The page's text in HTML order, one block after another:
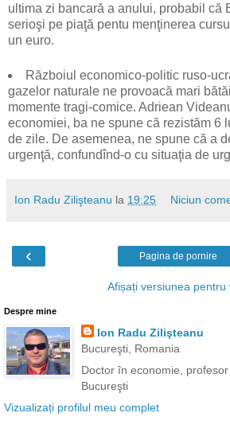
ultima zi bancară a anului, probabil că
serioşi pe piaţă pentu menţinerea
un euro.
Războiul economico-politic ruso-
gazelor naturale ne provoacă mari
momente tragi-comice. Adriean
economiei, ba ne spune că rezistăm 6
de zile. De asemenea, ne spune că a
urgenţă, confundînd-o cu situaţia de
Ion Radu Zilişteanu la 19:25 Niciun
‹ Pagina de pornire
Afișați versiunea pentru
Despre mine
Ion Radu Zilişteanu
Bucureşti, Romania
Doctor în economie,
Bucureşti
Vizualizați profilul meu complet